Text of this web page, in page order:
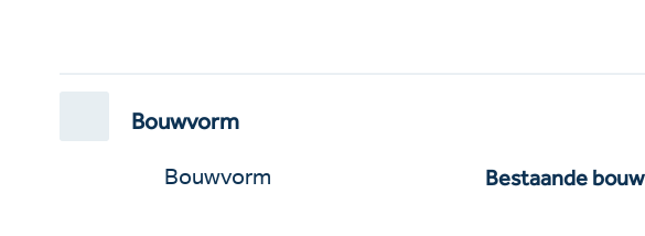
Bouwvorm
Bouwvorm Bestaande bouw